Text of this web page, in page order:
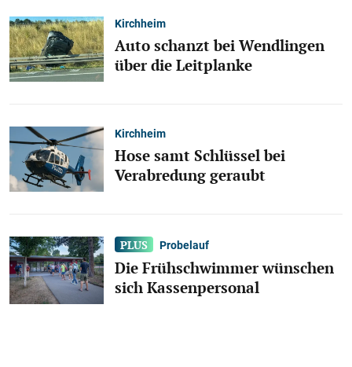
Kirchheim
Auto schanzt bei Wendlingen
über die Leitplanke
Kirchheim
Hose samt Schlüssel bei
Verabredung geraubt
Probelauf
Die Frühschwimmer wünschen
sich Kassenpersonal